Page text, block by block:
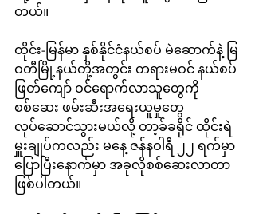
တယ်။
ထိုင်း-မြန်မာ နှစ်နိုင်ငံနယ်စပ် မဲဆောက်နဲ့ မြ
ဝတီမြို့နယ်တို့အတွင်း တရားမဝင် နယ်စပ်
ဖြတ်ကျော် ဝင်ရောက်လာသူတွေကို
စစ်ဆေး ဖမ်းဆီးအရေးယူမှုတွေ
လုပ်ဆောင်သွားမယ်လို့ တာ့ခ်ခရိုင် ထိုင်းရဲ
မှူးချုပ်ကလည်း မနေ့ ဇန်နဝါရီ ၂၂ ရက်မှာ
ပြောပြီးနောက်မှာ အခုလိုစစ်ဆေးလာတာ
ဖြစ်ပါတယ်။